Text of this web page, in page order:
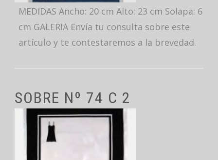
MEDIDAS Ancho: 20 cm Alto: 23 cm Solapa: 6
cm GALERIA Envía tu consulta sobre este
artículo y te contestaremos a la brevedad.
SOBRE Nº 74 C 2